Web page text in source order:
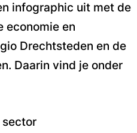
infographic uit met de
economie en
Drechtsteden en de
Daarin vind je onder
sector